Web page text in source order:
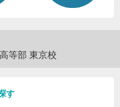
等部 東京校
す